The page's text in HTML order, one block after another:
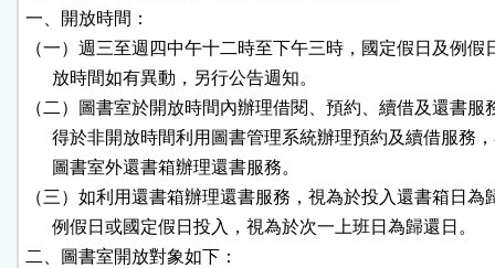
一、開放時間：
（一）週三至週四中午十二時至下午三時，國定假日及例假
      放時間如有異動，另行公告週知。
（二）圖書室於開放時間內辦理借閱、預約、續借及還書服
得於非開放時間利用圖書管理系統辦理預約及續借服務
      圖書室外還書箱辦理還書服務。
（三）如利用還書箱辦理還書服務，視為於投入還書箱日為
      例假日或國定假日投入，視為於次一上班日為歸還日。
二、圖書室開放對象如下：